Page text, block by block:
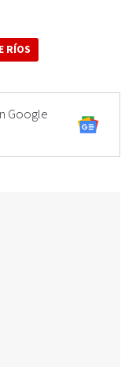
RÍOS
Google